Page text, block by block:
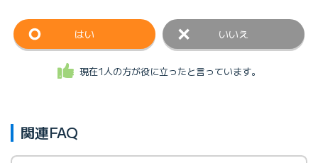
はい いいえ
現在1人の方が役に立ったと言っています。
関連FAQ